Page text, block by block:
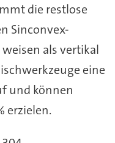
die restlose
Sinconvex-
als vertikal
eine
und können
erzielen.